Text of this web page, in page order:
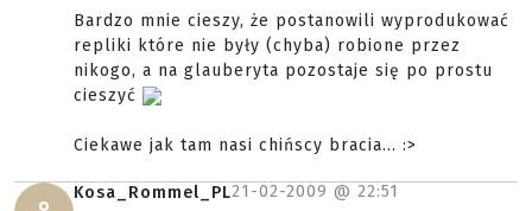
Bardzo mnie cieszy, że postanowili wyprodukować
repliki które nie były (chyba) robione przez
nikogo, a na glauberyta pozostaje się po prostu
cieszyć
Ciekawe jak tam nasi chińscy bracia... :>
Kosa_Rommel_PL21-02-2009 @ 22:51